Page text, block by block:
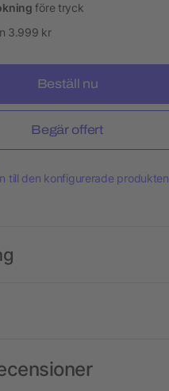
före tryck
3.999 kr
Beställ nu
Begär offert
till den konfigurerade produkten